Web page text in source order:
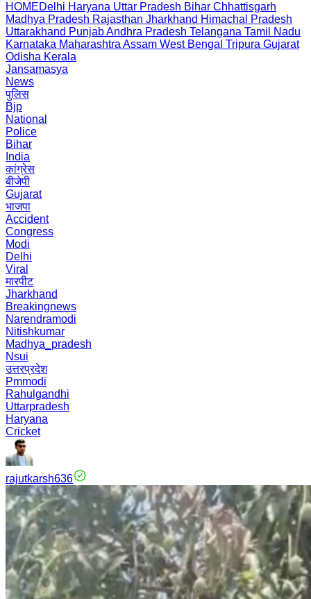
HOMEDelhi Haryana Uttar Pradesh Bihar Chhattisgarh
Madhya Pradesh Rajasthan Jharkhand Himachal Pradesh
Uttarakhand PunjabAndhra Pradesh Telangana Tamil Nadu
Karnataka Maharashtra Assam West Bengal Tripura Gujarat
Odisha Kerala
Jansamasya
News
पुलिस
Bjp
National
Police
Bihar
India
कांग्रेस
बीजेपी
Gujarat
भाजपा
Accident
Congress
Modi
Delhi
Viral
मारपीट
Jharkhand
Breakingnews
Narendramodi
Nitishkumar
Madhya_pradesh
Nsui
उत्तरप्रदेश
Pmmodi
Rahulgandhi
Uttarpradesh
Haryana
Cricket
rajutkarsh636